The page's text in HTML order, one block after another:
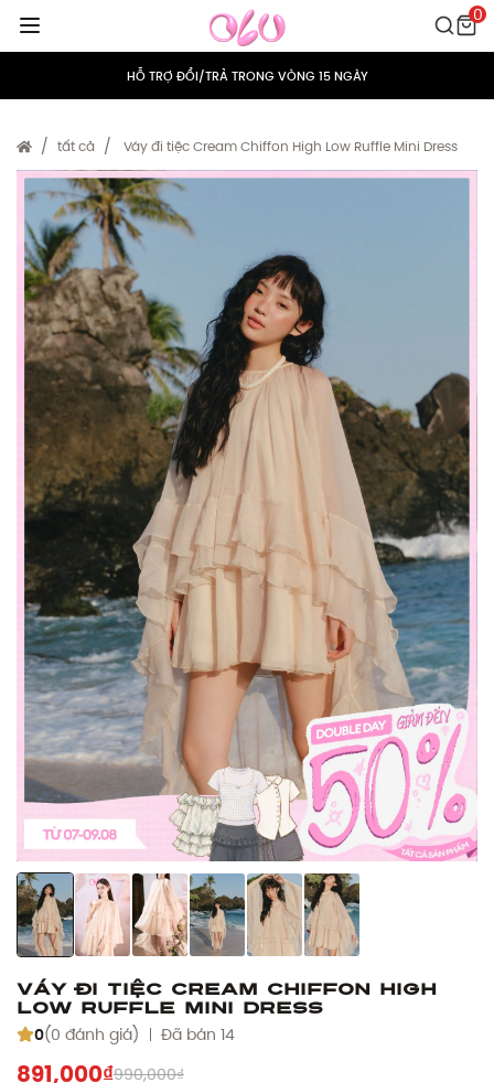
0
MIỄN PHÍ VẬN CHUYỂN CHO MỌI ĐƠN HÀNG
HỖ TRỢ ĐỔI/TRẢ TRONG VÒNG 15 NGÀY
MIỄN PHÍ VẬN CHUYỂN CHO MỌI ĐƠN HÀNG
HỖ TRỢ ĐỔI/TRẢ TRONG VÒNG 15 NGÀY
TÍCH ĐIỂM 5% CHO MỌI ĐƠN HÀNG
tất cả Váy đi tiệc Cream Chiffon High Low Ruffle Mini Dress
Váy đi tiệc Cream Chiffon High
Low Ruffle Mini Dress
0(0 đánh giá) Đã bán 14
891,000₫990,000₫